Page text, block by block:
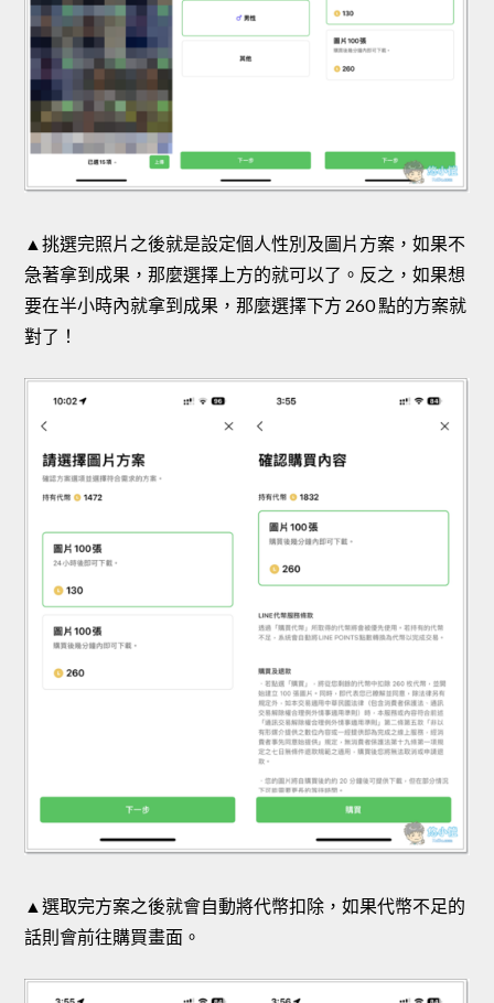
▲挑選完照片之後就是設定個人性別及圖片方案，如果不
急著拿到成果，那麼選擇上方的就可以了。反之，如果想
要在半小時內就拿到成果，那麼選擇下方 260 點的方案就
對了！
▲選取完方案之後就會自動將代幣扣除，如果代幣不足的
話則會前往購買畫面。